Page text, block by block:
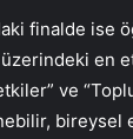
finalde ise
en
ve